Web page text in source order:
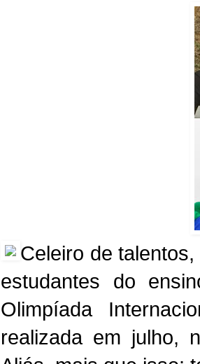
Celeiro de
estudantes do
Olimpíada
realizada em julho,